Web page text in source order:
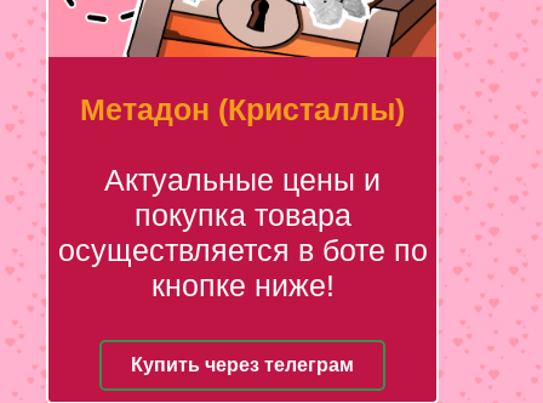
Метадон (Кристаллы)
Актуальные цены и
покупка товара
осуществляется в боте по
кнопке ниже!
Купить через телеграм